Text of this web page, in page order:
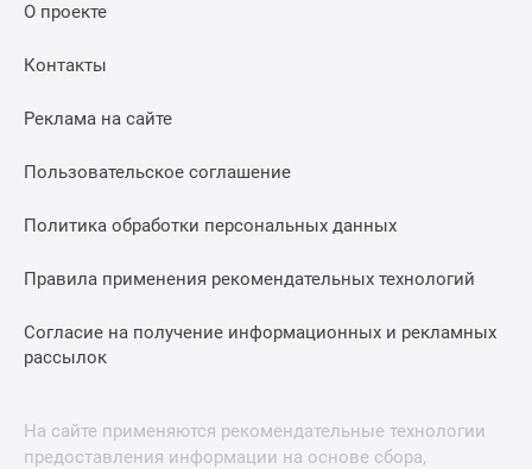
О проекте
Контакты
Реклама на сайте
Пользовательское соглашение
Политика обработки персональных данных
Правила применения рекомендательных технологий
Согласие на получение информационных и рекламных
рассылок
На сайте применяются рекомендательные технологии
предоставления информации на основе сбора,